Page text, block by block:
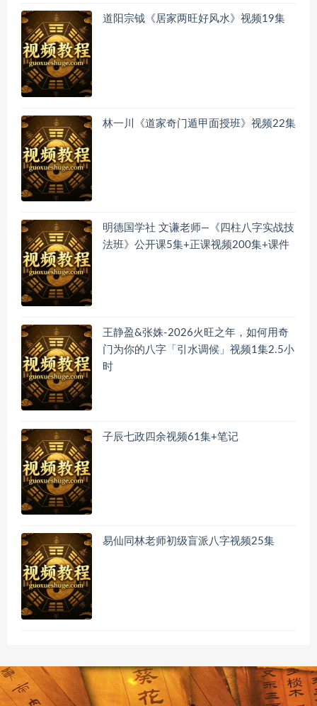
道阳宗钺《居家两旺好风水》视频19集
林一川《道家奇门遁甲面授班》视频22集
明德国学社 文谦老师—《四柱八字实战技
法班》公开课5集+正课视频200集+课件
王静盈&张姝-2026火旺之年，如何用奇
门为你的八字「引水调候」视频1集2.5小
时
子辰七政四余视频61集+笔记
易仙同林老师初级盲派八字视频25集